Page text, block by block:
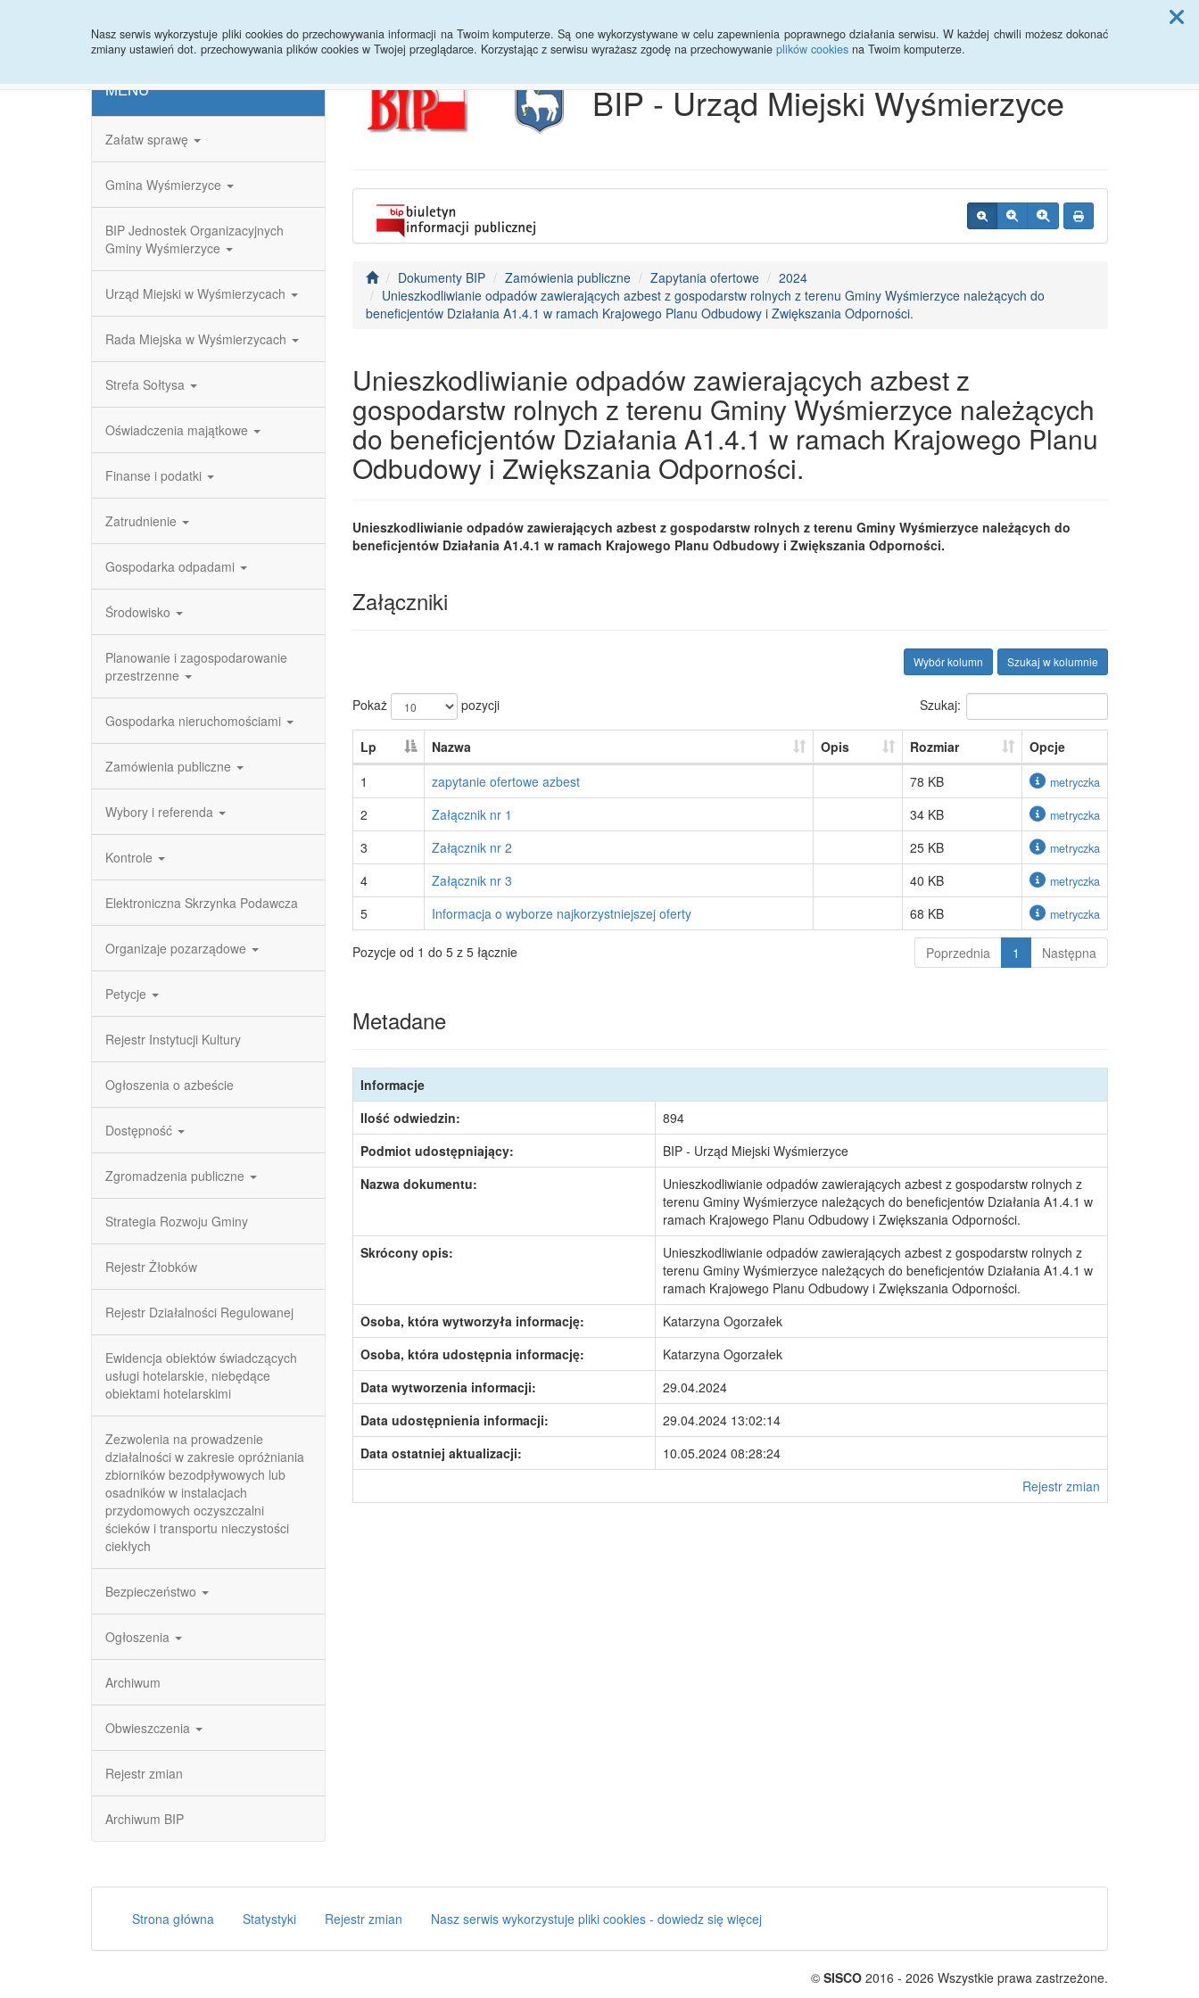
Nasz serwis wykorzystuje pliki cookies do przechowywania informacji na Twoim komputerze. Są one wykorzystywane w celu zapewnienia poprawnego działania serwisu. W każdej chwili możesz dokonać
zmiany ustawień dot. przechowywania plików cookies w Twojej przeglądarce. Korzystając z serwisu wyrażasz zgodę na przechowywanie plików cookies na Twoim komputerze.
Przycisk wyszukaj duży
MENU
Załatw sprawę
Gmina Wyśmierzyce
BIP Jednostek Organizacyjnych
Gminy Wyśmierzyce
Urząd Miejski w Wyśmierzycach
Rada Miejska w Wyśmierzycach
Strefa Sołtysa
Oświadczenia majątkowe
Finanse i podatki
Zatrudnienie
Gospodarka odpadami
Środowisko
Planowanie i zagospodarowanie
przestrzenne
Gospodarka nieruchomościami
Zamówienia publiczne
Wybory i referenda
Kontrole
Elektroniczna Skrzynka Podawcza
Organizaje pozarządowe
Petycje
Rejestr Instytucji Kultury
Ogłoszenia o azbeście
Dostępność
Zgromadzenia publiczne
Strategia Rozwoju Gminy
Rejestr Żłobków
Rejestr Działalności Regulowanej
Ewidencja obiektów świadczących
usługi hotelarskie, niebędące
obiektami hotelarskimi
Zezwolenia na prowadzenie
działalności w zakresie opróżniania
zbiorników bezodpływowych lub
osadników w instalacjach
przydomowych oczyszczalni
ścieków i transportu nieczystości
ciekłych
Bezpieczeństwo
Ogłoszenia
Archiwum
Obwieszczenia
Rejestr zmian
Archiwum BIP
BIP - Urząd Miejski Wyśmierzyce
Dokumenty BIP Zamówienia publiczne Zapytania ofertowe
2024
Unieszkodliwianie odpadów zawierających azbest z gospodarstw rolnych z terenu Gminy Wyśmierzyce należących do
beneficjentów Działania A1.4.1 w ramach Krajowego Planu Odbudowy i Zwiększania Odporności.
Unieszkodliwianie odpadów zawierających azbest z
gospodarstw rolnych z terenu Gminy Wyśmierzyce należących
do beneficjentów Działania A1.4.1 w ramach Krajowego Planu
Odbudowy i Zwiększania Odporności.
Unieszkodliwianie odpadów zawierających azbest z gospodarstw rolnych z terenu Gminy Wyśmierzyce należących do
beneficjentów Działania A1.4.1 w ramach Krajowego Planu Odbudowy i Zwiększania Odporności.
Załączniki
Szukaj w kolumnie
Wybór kolumn
Pokaż pozycji Szukaj:
Lp Nazwa Opis Rozmiar
Opcje
1
zapytanie ofertowe azbest 78 KB metryczka
2 Załącznik nr 1 34 KB metryczka
3 Załącznik nr 2 25 KB metryczka
4 Załącznik nr 3 40 KB metryczka
5 Informacja o wyborze najkorzystniejszej oferty 68 KB metryczka
Pozycje od 1 do 5 z 5 łącznie Poprzednia 1 Następna
Metadane
Informacje
Ilość odwiedzin:
894
Podmiot udostępniający:
BIP - Urząd Miejski Wyśmierzyce
Nazwa dokumentu:
Unieszkodliwianie odpadów zawierających azbest z gospodarstw rolnych z
terenu Gminy Wyśmierzyce należących do beneficjentów Działania A1.4.1 w
ramach Krajowego Planu Odbudowy i Zwiększania Odporności.
Skrócony opis:
Unieszkodliwianie odpadów zawierających azbest z gospodarstw rolnych z
terenu Gminy Wyśmierzyce należących do beneficjentów Działania A1.4.1 w
ramach Krajowego Planu Odbudowy i Zwiększania Odporności.
Osoba, która wytworzyła informację:
Katarzyna Ogorzałek
Osoba, która udostępnia informację:
Katarzyna Ogorzałek
Data wytworzenia informacji:
29.04.2024
Data udostępnienia informacji:
29.04.2024 13:02:14
Data ostatniej aktualizacji:
10.05.2024 08:28:24
Rejestr zmian
Strona główna Statystyki Rejestr zmian Nasz serwis wykorzystuje pliki cookies - dowiedz się więcej
© SISCO 2016 - 2026 Wszystkie prawa zastrzeżone.